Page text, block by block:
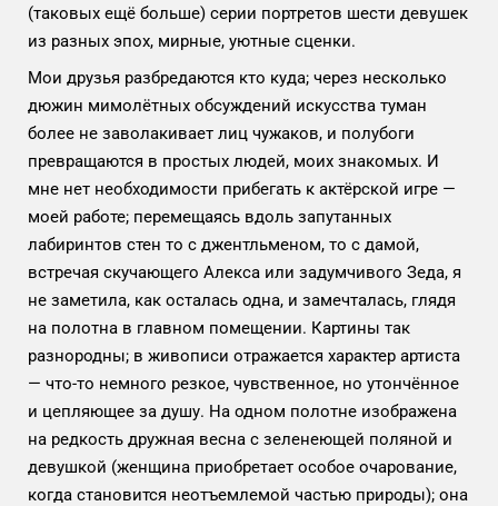
(таковых ещё больше) серии портретов шести девушек
из разных эпох, мирные, уютные сценки.
Мои друзья разбредаются кто куда; через несколько
дюжин мимолётных обсуждений искусства туман
более не заволакивает лиц чужаков, и полубоги
превращаются в простых людей, моих знакомых. И
мне нет необходимости прибегать к актёрской игре —
моей работе; перемещаясь вдоль запутанных
лабиринтов стен то с джентльменом, то с дамой,
встречая скучающего Алекса или задумчивого Зеда, я
не заметила, как осталась одна, и замечталась, глядя
на полотна в главном помещении. Картины так
разнородны; в живописи отражается характер артиста
— что-то немного резкое, чувственное, но утончённое
и цепляющее за душу. На одном полотне изображена
на редкость дружная весна с зеленеющей поляной и
девушкой (женщина приобретает особое очарование,
когда становится неотъемлемой частью природы); она